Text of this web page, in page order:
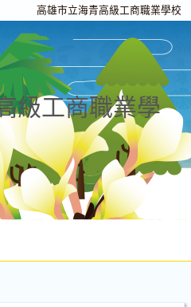
高雄市立海青高級工商職業學校
級工商職業學